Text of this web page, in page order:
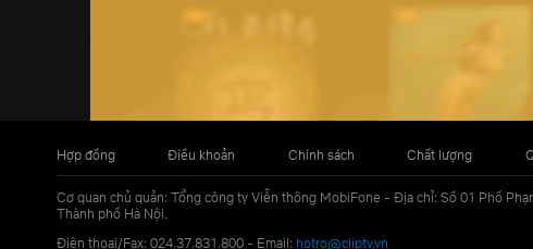
Hợp đồng Điều khoản Chính sách Chất lượng
Cơ quan chủ quản: Tổng công ty Viễn thông MobiFone - Địa chỉ: Số 01 Phố
Thành phố Hà Nội.
Điện thoại/Fax: 024.37.831.800 - Email: hotro@cliptv.vn